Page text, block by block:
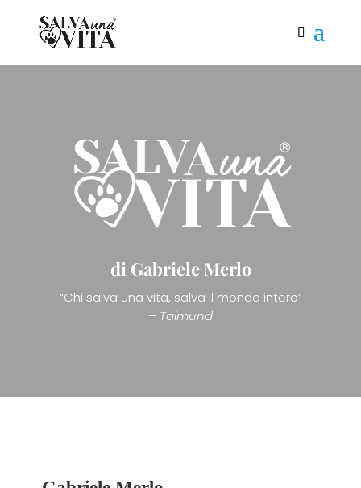
di Gabriele Merlo
“Chi salva una vita, salva il mondo intero”
– Talmund